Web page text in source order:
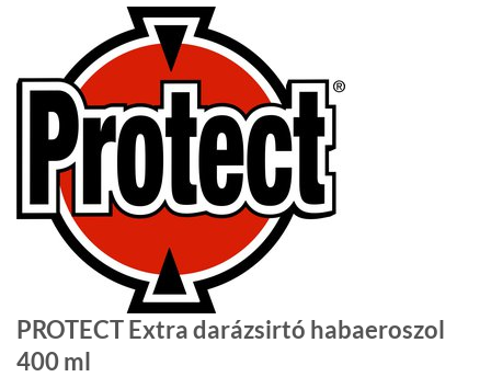
PROTECT Extra darázsirtó habaeroszol
400 ml